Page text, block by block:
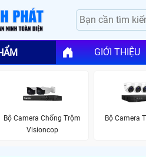
GIỚI THIỆU
Bộ Camera Chống Trộm
Visioncop
Bộ Camera